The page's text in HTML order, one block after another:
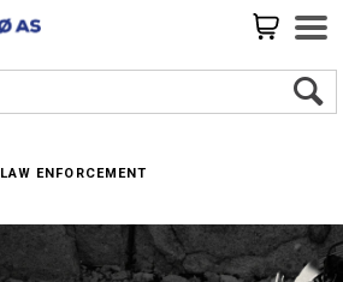
Law enforcement